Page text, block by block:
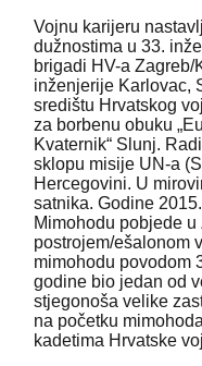
Vojnu karijeru
dužnostima u 33.
brigadi HV-a Zagreb/
inženjerije Karlovac,
središtu Hrvatskog
za borbenu obuku
Kvaternik“ Slunj.
sklopu misije UN-a
Hercegovini. U
satnika. Godine
Mimohodu pobjede
postrojem/ešalonom
mimohodu povodom
godine bio jedan od
stjegonoša velike
na početku
kadetima Hrvatske